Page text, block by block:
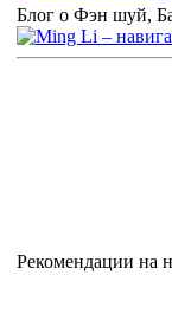
Блог о Фэн шуй,
Рекомендации на